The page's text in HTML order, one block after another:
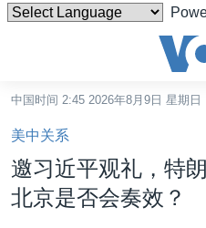
碍
链
接
跳
转
中国
中国时间 2:45 2026年8月9日 星期日
美中关系
邀习近平观礼，特
北京是否会奏效？